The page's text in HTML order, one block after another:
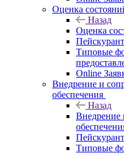
Оценка
Назад
Оценка
Типовые
Online
Внедрение и
обеспечения
Назад
Внедрение
Типовые